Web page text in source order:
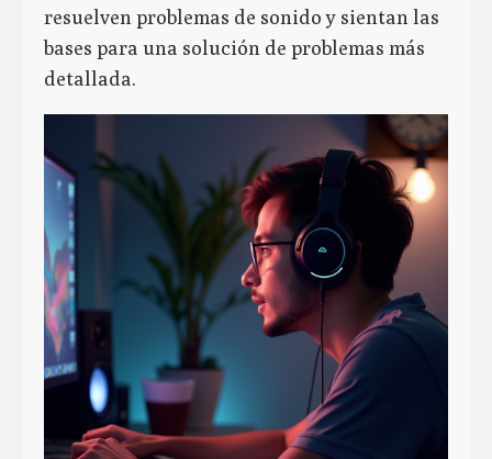
resuelven problemas de sonido y sientan las
bases para una solución de problemas más
detallada.